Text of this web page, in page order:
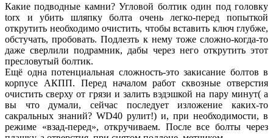
Какие подводные камни? Угловой болтик один под головку
torx и убить шляпку болта очень легко-перед попыткой
открутить необходимо очистить, чтобы вставить ключ глубже,
обстучать, пробовать. Подлезть к нему тоже сложно-когда-то
даже сверлили подрамник, дабы через него открутить этот
пресловутый болтик.
Ещё одна потенциальная сложность-это закисание болтов в
корпусе АКПП. Перед началом работ сквозные отверстия
очистить сверху от грязи и залить вэдэшкой на пару минут( а
вы что думали, сейчас последует изложение каких-то
сакральных знаний? WD40 рулит!) и, при необходимости, в
режиме «взад-перед», откручиваем. После все болты через